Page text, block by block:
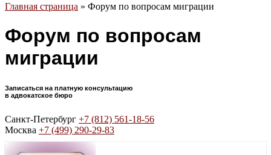
Главная страница » Форум по вопросам миграции
Форум по вопросам
миграции
Записаться на платную консультацию
в адвокатское бюро
Санкт-Петербург +7 (812) 561-18-56
Москва +7 (499) 290-29-83